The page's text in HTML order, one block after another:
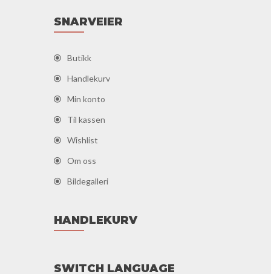
SNARVEIER
Butikk
Handlekurv
Min konto
Til kassen
Wishlist
Om oss
Bildegalleri
HANDLEKURV
SWITCH LANGUAGE